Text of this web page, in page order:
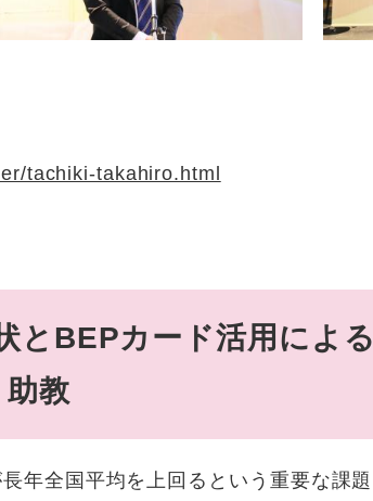
tachiki-takahiro.html
とBEPカード活用によ
教
年全国平均を上回るという重要な課